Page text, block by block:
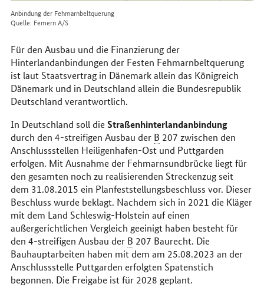
Anbindung der Fehmarnbeltquerung
Quelle: Femern A/S
Für den Ausbau und die Finanzierung der
Hinterlandanbindungen der Festen Fehmarnbeltquerung
ist laut Staatsvertrag in Dänemark allein das Königreich
Dänemark und in Deutschland allein die Bundesrepublik
Deutschland verantwortlich.
In Deutschland soll die Straßenhinterlandanbindung
durch den 4-streifigen Ausbau der B 207 zwischen den
Anschlussstellen Heiligenhafen-Ost und Puttgarden
erfolgen. Mit Ausnahme der Fehmarnsundbrücke liegt für
den gesamten noch zu realisierenden Streckenzug seit
dem 31.08.2015 ein Planfeststellungsbeschluss vor. Dieser
Beschluss wurde beklagt. Nachdem sich in 2021 die Kläger
mit dem Land Schleswig-Holstein auf einen
außergerichtlichen Vergleich geeinigt haben besteht für
den 4-streifigen Ausbau der B 207 Baurecht. Die
Bauhauptarbeiten haben mit dem am 25.08.2023 an der
Anschlussstelle Puttgarden erfolgten Spatenstich
begonnen. Die Freigabe ist für 2028 geplant.